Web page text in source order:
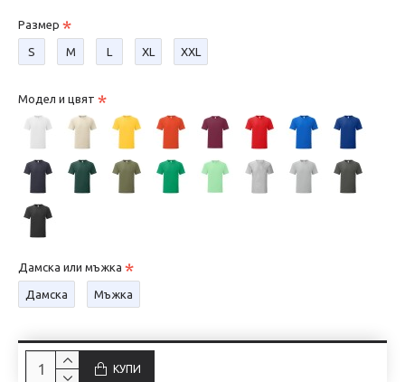
Размер
S М L XL XXL
Модел и цвят
Дамска или мъжка
Дамска Мъжка
КУПИ